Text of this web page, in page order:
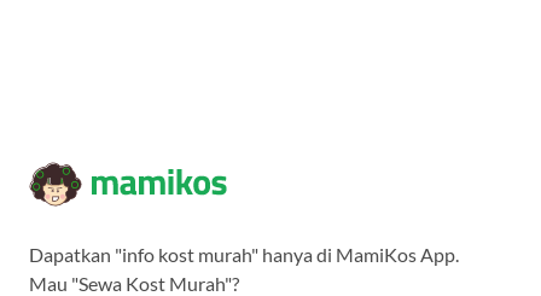
Dapatkan "info kost murah" hanya di MamiKos App.
Mau "Sewa Kost Murah"?